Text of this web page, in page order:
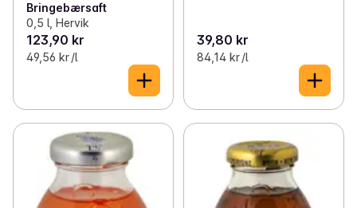
Bringebærsaft
0,5 l, Hervik
123,90 kr
49,56 kr /l
39,80 kr
84,14 kr /l